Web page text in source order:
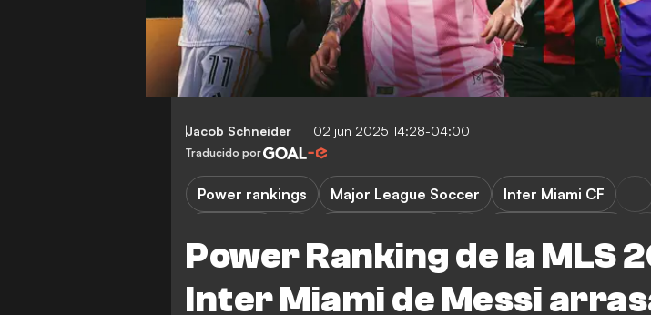
Jacob Schneider 02 jun 2025 14:28-04:00
Traducido por
Power Ranking de la MLS
Inter Miami de Messi
Power rankings Major League Soccer Inter Miami CF
Nueva York Red Bulls
Columbus Crew
Atlanta
Philadelphia Union
FC Cincinnati
FEATURES